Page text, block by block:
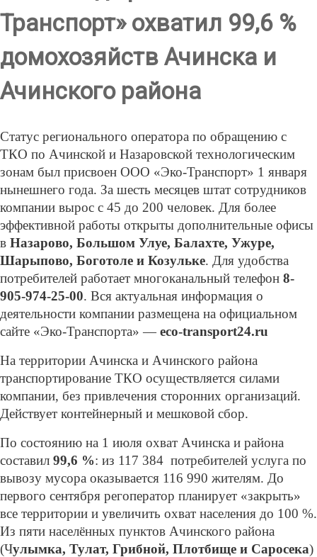
Транспорт» охватил 99,6 %
домохозяйств Ачинска и
Ачинского района
Статус регионального оператора по обращению с
ТКО по Ачинской и Назаровской технологическим
зонам был присвоен ООО «Эко-Транспорт» 1 января
нынешнего года. За шесть месяцев штат сотрудников
компании вырос с 45 до 200 человек. Для более
эффективной работы открыты дополнительные офисы
в Назарово, Большом Улуе, Балахте, Ужуре,
Шарыпово, Боготоле и Козульке. Для удобства
потребителей работает многоканальный телефон 8-
905-974-25-00. Вся актуальная информация о
деятельности компании размещена на официальном
сайте «Эко-Транспорта» —eco-transport24.ru
На территории Ачинска и Ачинского района
транспортирование ТКО осуществляется силами
компании, без привлечения сторонних организаций.
Действует контейнерный и мешковой сбор.
По состоянию на 1 июля охват Ачинска и района
составил 99,6 %: из 117 384 потребителей услуга по
вывозу мусора оказывается 116 990 жителям. До
первого сентября регоператор планирует «закрыть»
все территории и увеличить охват населения до 100 %.
Из пяти населённых пунктов Ачинского района
(Чулымка, Тулат, Грибной, Плотбище и Саросека)